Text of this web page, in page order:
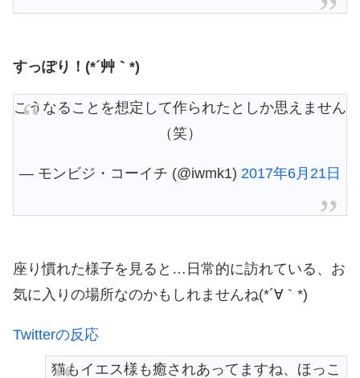
すっぽり！(*´艸｀*)
こうなることを想定して作られたとしか思えません
（笑）
— モンビジ・コーイチ (@iwmk1) 2017年6月21日
座り慣れた様子を見ると…日常的に訪れている、お
気に入りの場所なのかもしれませんね(*´∀｀*)
Twitterの反応
猫もイエス様も癒されあってますね、ほっこ